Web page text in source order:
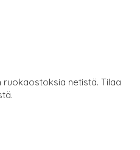
netistä. Tilaa